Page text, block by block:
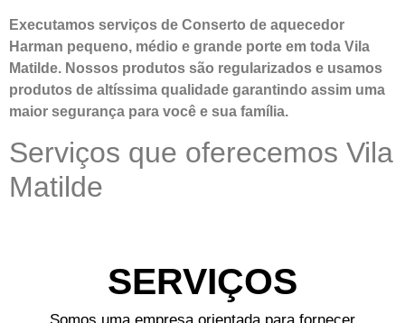
Executamos serviços de Conserto de aquecedor
Harman pequeno, médio e grande porte em toda Vila
Matilde. Nossos produtos são regularizados e usamos
produtos de altíssima qualidade garantindo assim uma
maior segurança para você e sua família.
Serviços que oferecemos Vila
Matilde
SERVIÇOS